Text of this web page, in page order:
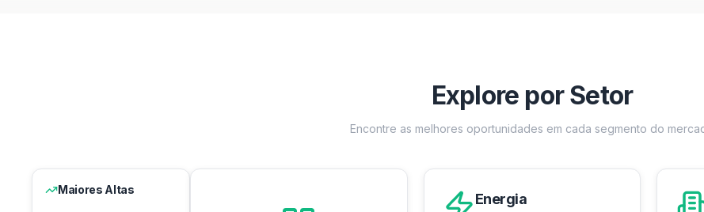
Explore por Setor
Encontre as melhores oportunidades em cada segmento do
Maiores Altas
Energia